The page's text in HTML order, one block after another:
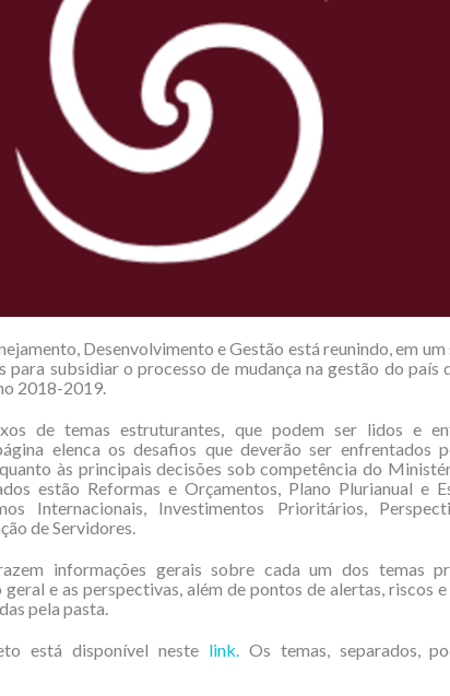
Desenvolvimento e Gestão está reunindo, em um
para subsidiar o processo de mudança na gestão do país
2018-2019.
de temas estruturantes, que podem ser lidos e
elenca os desafios que deverão ser enfrentados
às principais decisões sob competência do
estão Reformas e Orçamentos, Plano Plurianual e
Internacionais, Investimentos Prioritários,
de Servidores.
informações gerais sobre cada um dos temas
e as perspectivas, além de pontos de alertas, riscos e
pela pasta.
está disponível neste link.Os temas, separados,